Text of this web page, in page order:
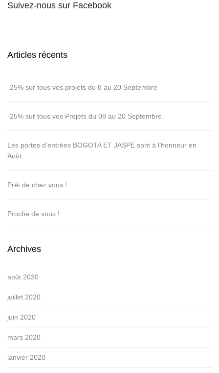
Suivez-nous sur Facebook
Articles récents
-25% sur tous vos projets du 8 au 20 Septembre
-25% sur tous vos Projets du 08 au 20 Septembre.
Les portes d’entrées BOGOTA ET JASPE sont à l’honneur en
Août.
Prêt de chez vous !
Proche de vous !
Archives
août 2020
juillet 2020
juin 2020
mars 2020
janvier 2020